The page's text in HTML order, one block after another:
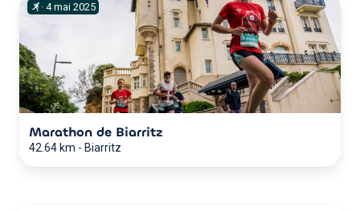
· 4 mai 2025
Marathon de Biarritz
42.64 km - Biarritz